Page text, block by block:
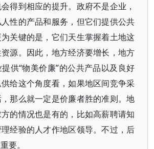
得到相应的提升。政府不是企业，
性的产品和服务，但它们提供公共
关键的是，它们天生掌握着土地这
源。因此，地方经济要增长，地方
供“物美价廉”的公共产品以及良好
给这个角度看，如果地区间竞争采
那么就一定是价廉者胜的准则。地
的情况也是有的，比如高薪聘请知
经验的人才作地区领导。不过，后
要。